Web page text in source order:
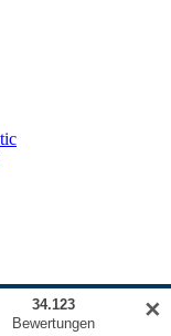
✕